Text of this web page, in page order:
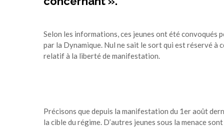
Selon les informations, ces jeunes ont été
par la Dynamique. Nul ne sait le sort qui est réservé à
relatif à la liberté de manifestation.
Précisons que depuis la manifestation du 1er août
la cible du régime. D’autres jeunes sous la menace